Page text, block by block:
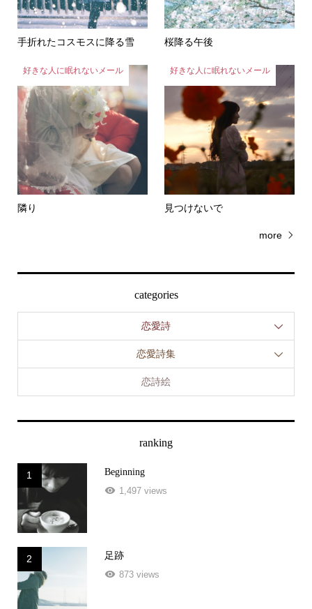
手折れたコスモスに降る雪 桜降る午後
好きな人に眠れないメール
隣り
好きな人に眠れないメール
見つけないで
more
categories
恋愛詩
恋愛詩集
恋詩絵
ranking
1
Beginning
1,497 views
2
足跡
873 views